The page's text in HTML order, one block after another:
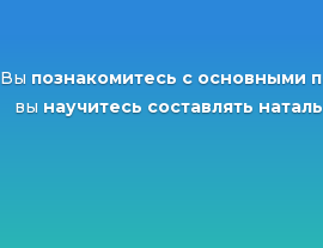
Вы познакомитесь с основными
вы научитесь составлять